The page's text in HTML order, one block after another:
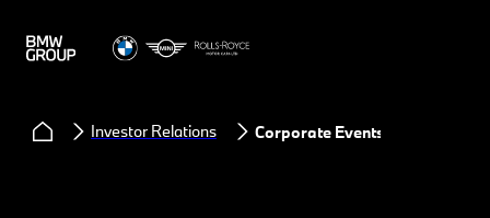
Investor Relations Corporate Events